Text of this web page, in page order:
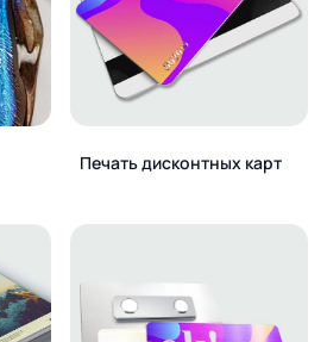
Печать дисконтных карт